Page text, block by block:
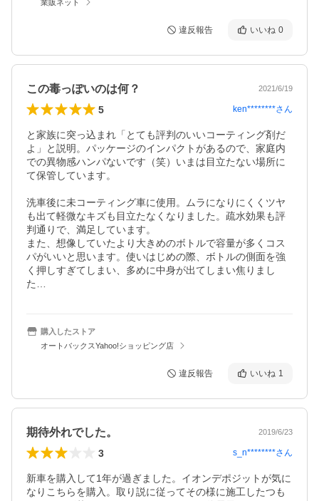
業販ネット
違反報告 いいね 0
この毒っぽいのは何？ 2021/6/19
5 ken********さん
と家族に突っ込まれ「とても評判のいいコーティング剤だ
よ」と説明。パッケージのインパクトがあるので、家庭内
での異物感ハンパないです（笑）いまは目立たない場所に
て保管しています。
洗車後に未コーティング車に使用。ムラになりにくくツヤ
も出て軽微なキズも目立たなくなりました。疏水効果も評
判通りで、満足しています。
また、想像していたより大きめのボトルで容量が多くコス
パがいいと思います。使いはじめの際、ボトルの側面を強
く押しすぎてしまい、多めに中身が出てしまい焦りまし
た…
購入したストア
オートバックスYahoo!ショッピング店
違反報告 いいね 1
期待外れでした。 2019/6/23
3 s_n********さん
新車を購入して1年が過ぎました。イオンデポジットが気に
なりこちらを購入。取り説に従ってその様に施工したつも